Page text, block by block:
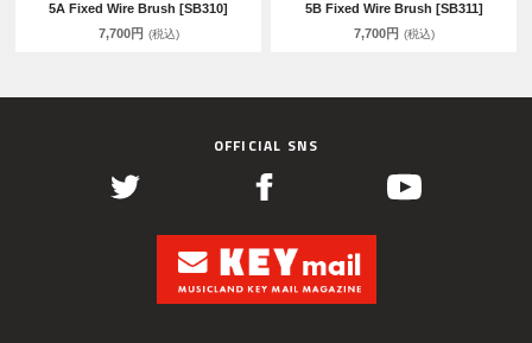
5A Fixed Wire Brush [SB310]
7,700円 (税込)
5B Fixed Wire Brush [SB311]
7,700円 (税込)
OFFICIAL SNS